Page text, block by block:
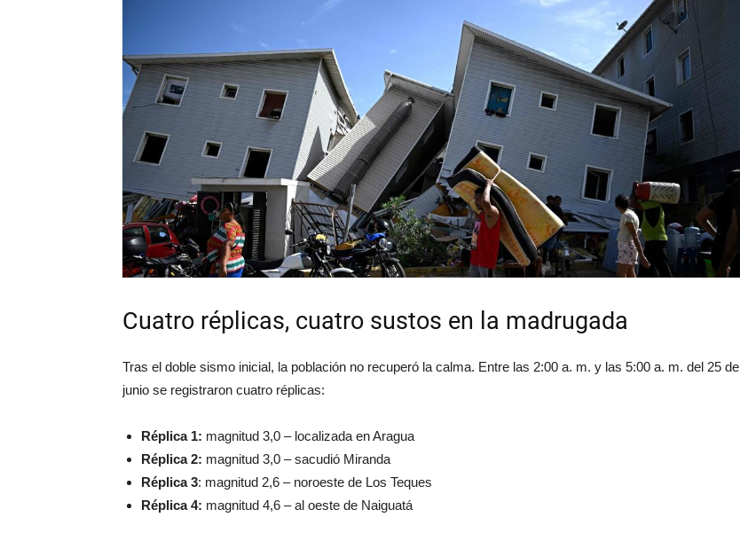
Cuatro réplicas, cuatro sustos en la madrugada
Tras el doble sismo inicial, la población no recuperó la calma. Entre las 2:00 a. m. y las 5:00 a. m. del 25 de
junio se registraron cuatro réplicas:
Réplica 1: magnitud 3,0 – localizada en Aragua
Réplica 2: magnitud 3,0 – sacudió Miranda
Réplica 3: magnitud 2,6 – noroeste de Los Teques
Réplica 4: magnitud 4,6 – al oeste de Naiguatá